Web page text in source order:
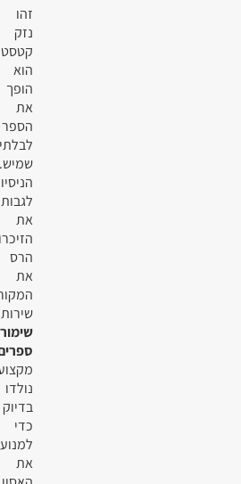
זהו
נזק
הוא
הופך
את
הספר
לבלתי
שמיש.
לגבות
את
הרס
את
שימור
נולדו
בדיוק
כדי
למנוע
את